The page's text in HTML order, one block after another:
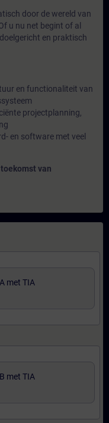
door de wereld van
u nu net begint of al
en praktisch
en functionaliteit van
projectplanning,
en software met veel
van
met TIA
met TIA